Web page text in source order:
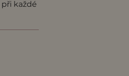
při každé